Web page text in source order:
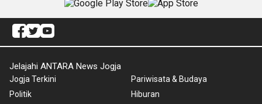
Jelajahi ANTARA News Jogja
Jogja Terkini
Politik
Pariwisata & Budaya
Hiburan